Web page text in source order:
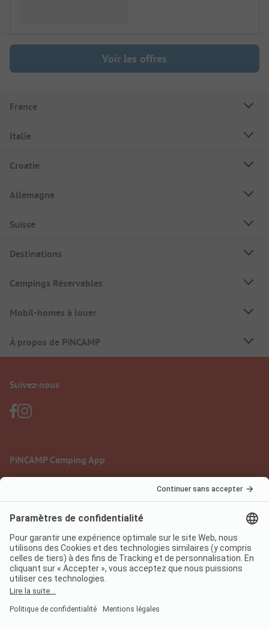
Voir les offres
France
Italie
Croatie
Allemagne
Suisse
Destinations
Campings Réservables
Mobil-homes à louer
À propos de PiNCAMP
Suivez-nous
PiNCAMP Camping App
Mentions légales
Protection des données
Conditions d'utilisation
Règlement sur les services numériques